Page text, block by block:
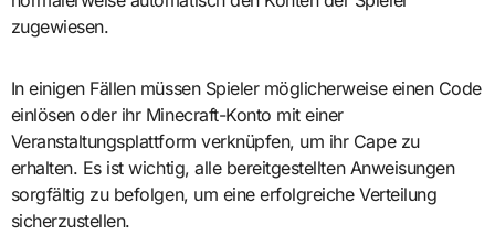
zugewiesen.
In einigen Fällen müssen Spieler möglicherweise einen Code
einlösen oder ihr Minecraft-Konto mit einer
Veranstaltungsplattform verknüpfen, um ihr Cape zu
erhalten. Es ist wichtig, alle bereitgestellten Anweisungen
sorgfältig zu befolgen, um eine erfolgreiche Verteilung
sicherzustellen.